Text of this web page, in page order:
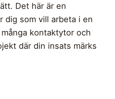
Det här är en
dig som vill arbeta i en
kontaktytor och
där din insats märks